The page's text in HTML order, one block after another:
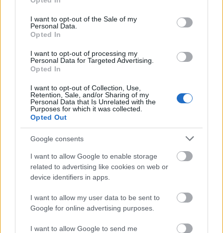
use your data for below specified purposes in below Google
consent section.
I want to opt-out of the Sale of my
Personal Data.
Opted In
I want to opt-out of processing my
Personal Data for Targeted Advertising.
Opted In
I want to opt-out of Collection, Use,
Retention, Sale, and/or Sharing of my
Personal Data that Is Unrelated with the
Purposes for which it was collected.
Opted Out
Google consents
I want to allow Google to enable storage
related to advertising like cookies on web or
device identifiers in apps.
I want to allow my user data to be sent to
Google for online advertising purposes.
I want to allow Google to send me
„Csonka évadot zárni nem felemelő
érzés"
mtothorsi•2020. július 15.
Megtartotta évadzáró társulati ülését a Tomcsa
Sándor Színház. A világjárvány próbára tette az